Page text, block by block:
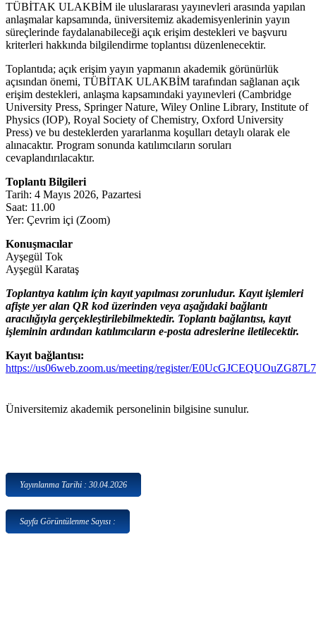
TÜBİTAK ULAKBİM ile uluslararası yayınevleri arasında yapılan
anlaşmalar kapsamında, üniversitemiz akademisyenlerinin yayın
süreçlerinde faydalanabileceği açık erişim destekleri ve başvuru
kriterleri hakkında bilgilendirme toplantısı düzenlenecektir.
Toplantıda; açık erişim yayın yapmanın akademik görünürlük
açısından önemi, TÜBİTAK ULAKBİM tarafından sağlanan açık
erişim destekleri, anlaşma kapsamındaki yayınevleri (Cambridge
University Press, Springer Nature, Wiley Online Library, Institute of
Physics (IOP), Royal Society of Chemistry, Oxford University
Press) ve bu desteklerden yararlanma koşulları detaylı olarak ele
alınacaktır. Program sonunda katılımcıların soruları
cevaplandırılacaktır.
Toplantı Bilgileri
Tarih: 4 Mayıs 2026, Pazartesi
Saat: 11.00
Yer: Çevrim içi (Zoom)
Konuşmacılar
Ayşegül Tok
Ayşegül Karataş
Toplantıya katılım için kayıt yapılması zorunludur. Kayıt işlemleri
afişte yer alan QR kod üzerinden veya aşağıdaki bağlantı
aracılığıyla gerçekleştirilebilmektedir. Toplantı bağlantısı, kayıt
işleminin ardından katılımcıların e-posta adreslerine iletilecektir.
Kayıt bağlantısı:
https://us06web.zoom.us/meeting/register/
Üniversitemiz akademik personelinin bilgisine sunulur.
Yayınlanma Tarihi : 30.04.2026
Sayfa Görüntülenme Sayısı :